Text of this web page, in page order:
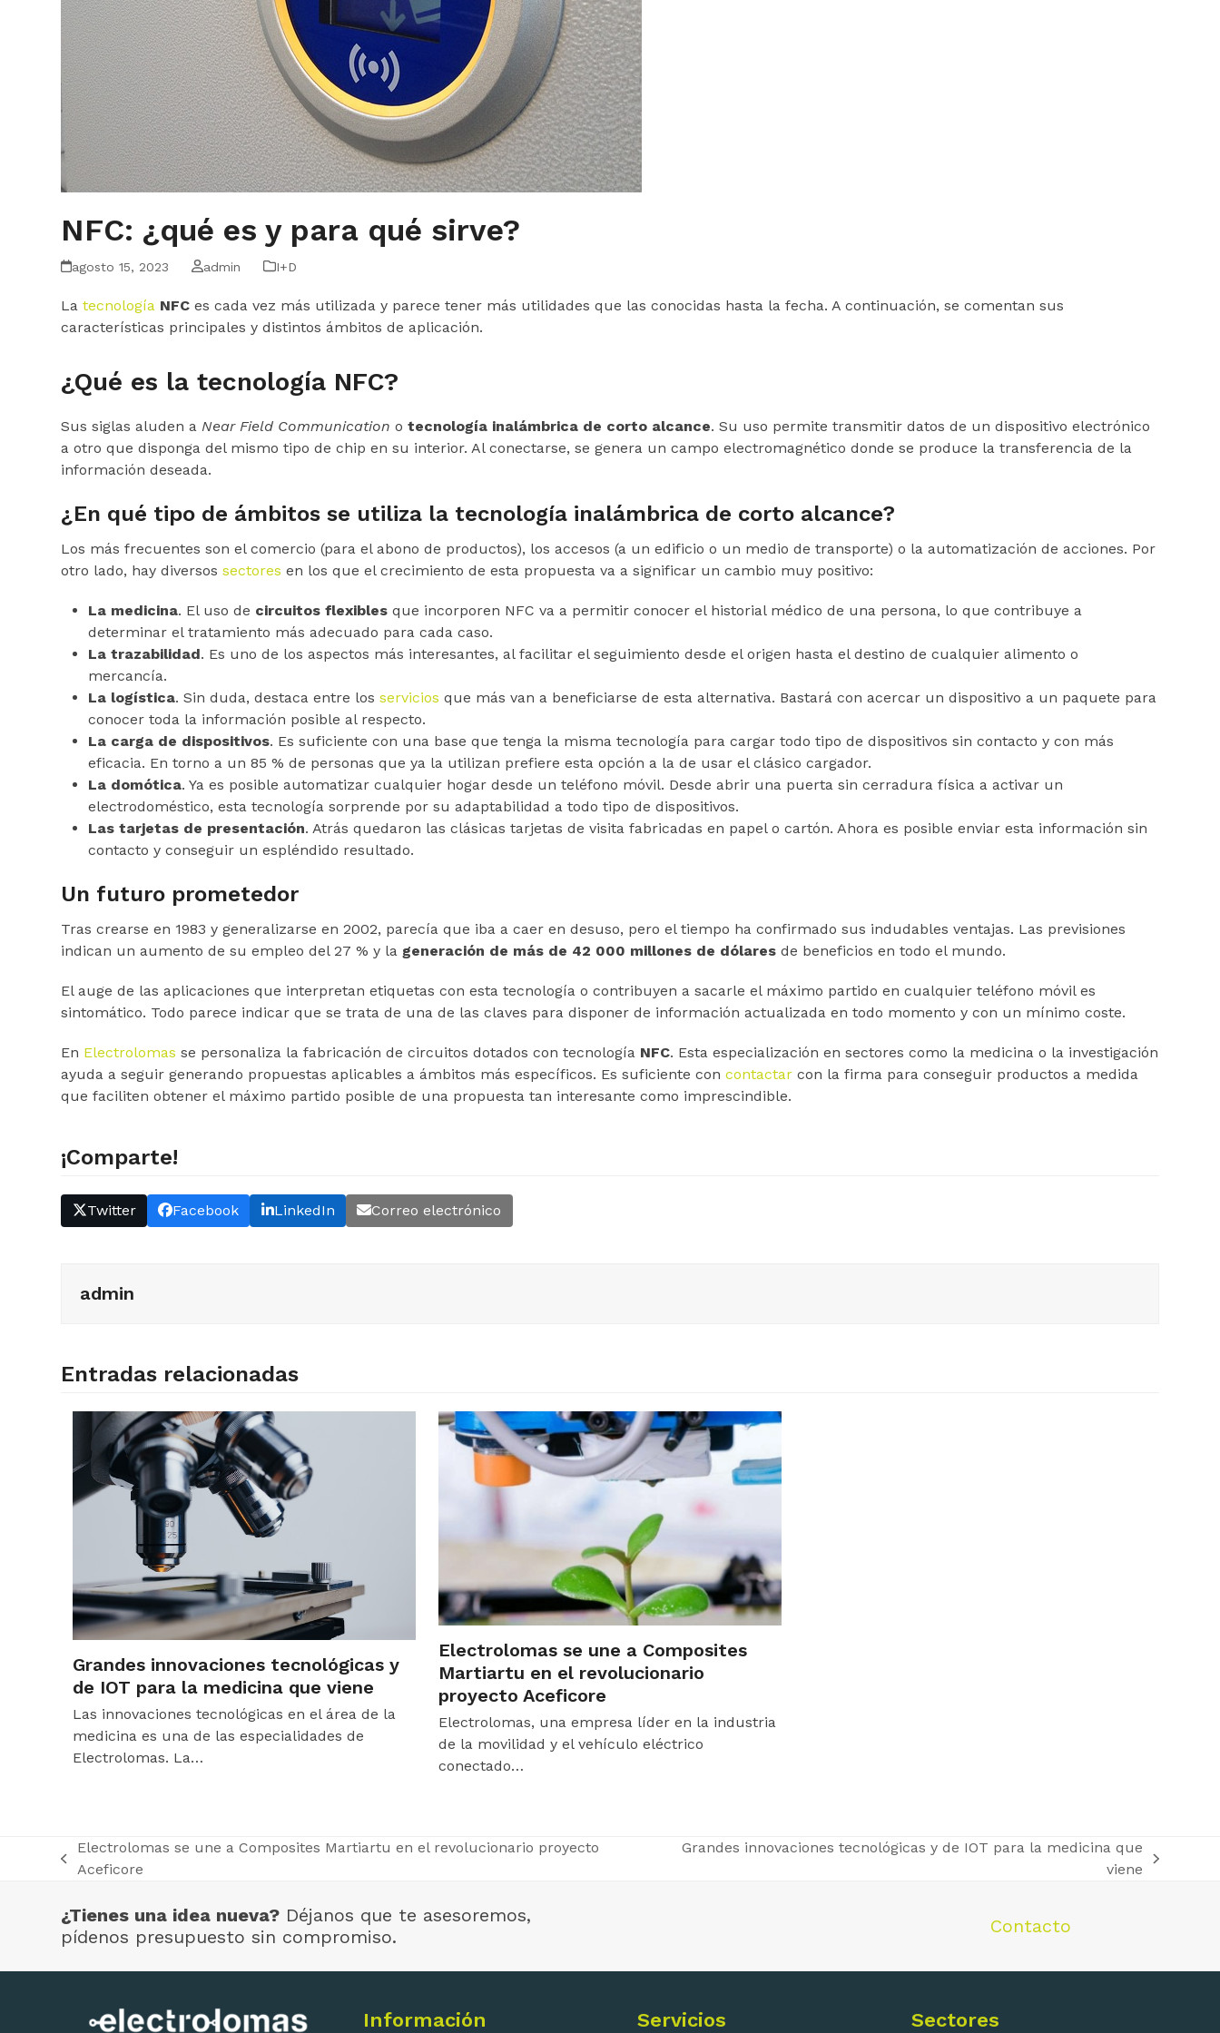
NFC: ¿qué es y para qué sirve?
agosto 15, 2023 admin I+D
Latecnología NFCes cada vez más utilizada y parece tener más utilidades que las conocidas hasta la fecha. A continuación, se comentan sus
características principales y distintos ámbitos de aplicación.
¿Qué es la tecnología NFC?
Sus siglas aluden a Near Field Communicationotecnología inalámbrica de corto alcance. Su uso permite transmitir datos de un dispositivo electrónico
a otro que disponga del mismo tipo de chip en su interior. Al conectarse, se genera un campo electromagnético donde se produce la transferencia de la
información deseada.
¿En qué tipo de ámbitos se utiliza la tecnología inalámbrica de corto alcance?
Los más frecuentes son el comercio (para el abono de productos), los accesos (a un edificio o un medio de transporte) o la automatización de acciones. Por
otro lado, hay diversossectores en los que el crecimiento de esta propuesta va a significar un cambio muy positivo:
La medicina. El uso de circuitos flexiblesque incorporen NFC va a permitir conocer el historial médico de una persona, lo que contribuye a
determinar el tratamiento más adecuado para cada caso.
La trazabilidad. Es uno de los aspectos más interesantes, al facilitar el seguimiento desde el origen hasta el destino de cualquier alimento o
mercancía.
La logística. Sin duda, destaca entre losserviciosque más van a beneficiarse de esta alternativa. Bastará con acercar un dispositivo a un paquete para
conocer toda la información posible al respecto.
La carga de dispositivos. Es suficiente con una base que tenga la misma tecnología para cargar todo tipo de dispositivos sin contacto y con más
eficacia. En torno a un 85 % de personas que ya la utilizan prefiere esta opción a la de usar el clásico cargador.
La domótica. Ya es posible automatizar cualquier hogar desde un teléfono móvil. Desde abrir una puerta sin cerradura física a activar un
electrodoméstico, esta tecnología sorprende por su adaptabilidad a todo tipo de dispositivos.
Las tarjetas de presentación. Atrás quedaron las clásicas tarjetas de visita fabricadas en papel o cartón. Ahora es posible enviar esta información sin
contacto y conseguir un espléndido resultado.
Un futuro prometedor
Tras crearse en 1983 y generalizarse en 2002, parecía que iba a caer en desuso, pero el tiempo ha confirmado sus indudables ventajas. Las previsiones
indican un aumento de su empleo del 27 % y la generación de más de 42 000 millones de dólaresde beneficios en todo el mundo.
El auge de las aplicaciones que interpretan etiquetas con esta tecnología o contribuyen a sacarle el máximo partido en cualquier teléfono móvil es
sintomático. Todo parece indicar que se trata de una de las claves para disponer de información actualizada en todo momento y con un mínimo coste.
En Electrolomas se personaliza la fabricación de circuitos dotados con tecnología NFC. Esta especialización en sectores como la medicina o la investigación
ayuda a seguir generando propuestas aplicables a ámbitos más específicos. Es suficiente concontactar con la firma para conseguir productos a medida
que faciliten obtener el máximo partido posible de una propuesta tan interesante como imprescindible.
¡Comparte!
Twitter Facebook LinkedIn Correo electrónico
admin
Entradas relacionadas
Grandes innovaciones tecnológicas y
de IOT para la medicina que viene
Las innovaciones tecnológicas en el área de la
medicina es una de las especialidades de
Electrolomas. La…
Electrolomas se une a Composites
Martiartu en el revolucionario
proyecto Aceficore
Electrolomas, una empresa líder en la industria
de la movilidad y el vehículo eléctrico
conectado…
previous
Electrolomas se une a Composites Martiartu en el revolucionario proyecto
Aceficore
Grandes innovaciones tecnológicas y de IOT para la medicina que
viene
¿Tienes una idea nueva? Déjanos que te asesoremos,
pídenos presupuesto sin compromiso.
Contacto
Información Servicios Sectores